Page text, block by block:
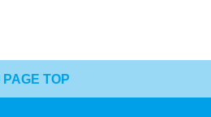
PAGE TOP